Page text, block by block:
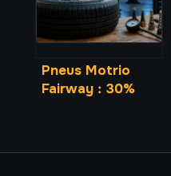
Pneus Motrio
Fairway : 30%